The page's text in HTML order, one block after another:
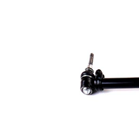
filet 1